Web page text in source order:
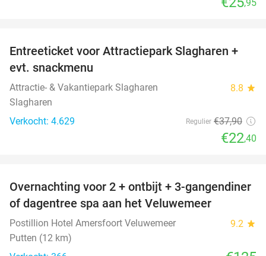
,95
41%
Entreeticket voor Attractiepark Slagharen +
evt. snackmenu
Attractie- & Vakantiepark Slagharen 8.8 star
Slagharen
Verkocht: 4.629
Regulier €37,90
€22,40
Overnachting voor 2 + ontbijt + 3-gangendiner
of dagentree spa aan het Veluwemeer
Postillion Hotel Amersfoort Veluwemeer 9.2 star
Putten (12 km)